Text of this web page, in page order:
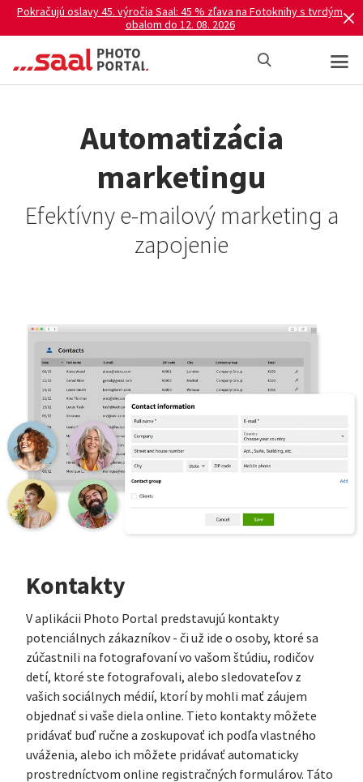
Pokračujú oslavy 45. výročia Saal: 45 % zľava na Fotoknihy s tvrdým
obalom do 12. 08. 2026
Automatizácia
marketingu
Efektívny e-mailový marketing a
zapojenie
Kontakty
V aplikácii Photo Portal predstavujú kontakty
potenciálnych zákazníkov - či už ide o osoby, ktoré sa
zúčastnili na fotografovaní vo vašom štúdiu, rodičov
detí, ktoré ste fotografovali, alebo sledovateľov z
vašich sociálnych médií, ktorí by mohli mať záujem
objednať si vaše diela online. Tieto kontakty môžete
pridávať buď ručne a zoskupovať ich podľa vlastného
uváženia, alebo ich môžete pridávať automaticky
prostredníctvom online registračných formulárov. Táto